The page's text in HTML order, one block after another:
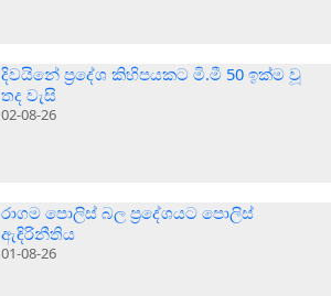
දිවයිනේ ප්‍රදේශ කිහිපයකට මි.මී 50 ඉක්ම වූ
තද වැසි
02-08-26
රාගම පොලිස් බල ප්‍රදේශයට පොලිස්
ඇඳිරිනීතිය
01-08-26